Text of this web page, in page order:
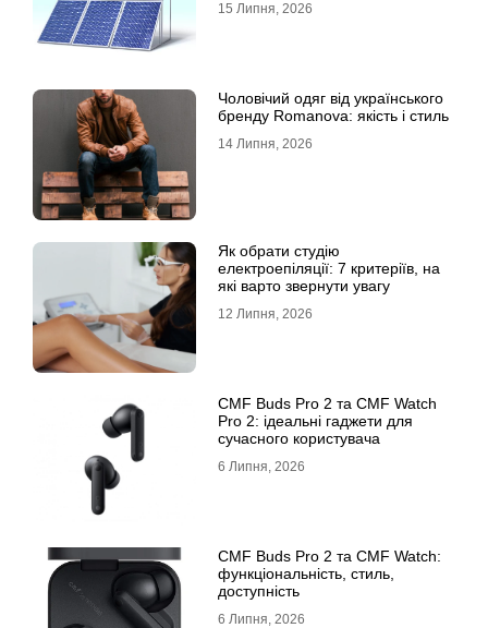
15 Липня, 2026
Чоловічий одяг від українського
бренду Romanova: якість і стиль
14 Липня, 2026
Як обрати студію
електроепіляції: 7 критеріїв, на
які варто звернути увагу
12 Липня, 2026
CMF Buds Pro 2 та CMF Watch
Pro 2: ідеальні гаджети для
сучасного користувача
6 Липня, 2026
CMF Buds Pro 2 та CMF Watch:
функціональність, стиль,
доступність
6 Липня, 2026